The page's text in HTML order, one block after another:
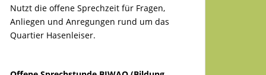
Nutzt die offene Sprechzeit für Fragen,
Anliegen und Anregungen rund um das
Quartier Hasenleiser.